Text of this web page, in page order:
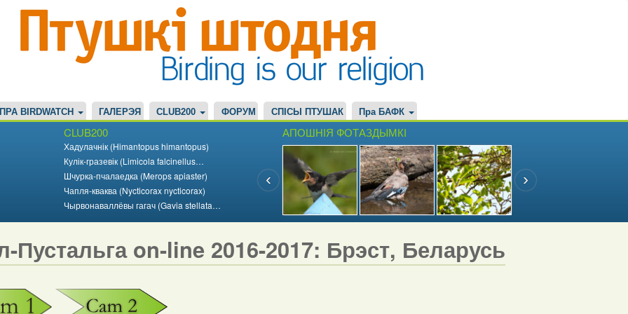
ПРА BIRDWATCH ГАЛЕРЭЯ CLUB200 ФОРУМ СПІСЫ ПТУШАК Пра БАФК
CLUB200
Хадулачнік (Himantopus himantopus)
Кулік-гразевік (Limicola falcinellus…
Шчурка-пчалаедка (Merops apiaster)
Чапля-кваква (Nycticorax nycticorax)
Чырвонаваллёвы гагач (Gavia stellata…
АПОШНІЯ ФОТАЗДЫМКІ
Пустальга on-line 2016-2017: Брэст, Беларусь